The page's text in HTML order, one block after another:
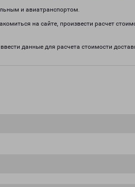
и авиатранспортом.
на сайте, произвести расчет
данные для расчета стоимости